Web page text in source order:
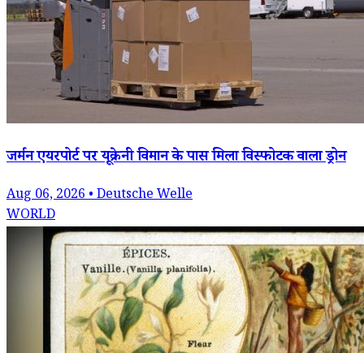
जर्मन एयरपोर्ट पर यूक्रेनी विमान के पास मिला विस्फोटक वाला ड्रोन
Aug 06, 2026 • Deutsche Welle
WORLD